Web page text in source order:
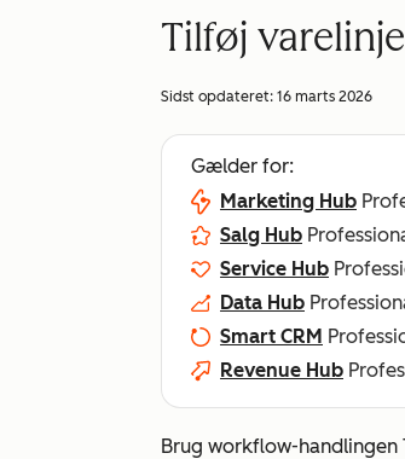
Tilføj
Sidst opdateret: 16 marts 2026
Gælder for:
Marketing Hub
Salg Hub
Service Hub
Data Hub
Smart CRM
Revenue Hub
Brug workflow-handlingen